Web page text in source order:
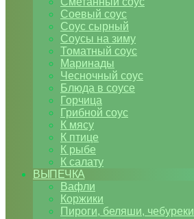
Соевый соус
Соус сырный
Соусы на зиму
Томатный соус
Маринады
Чесночный соус
Блюда в соусе
Горчица
Грибной соус
К мясу
К птице
К рыбе
К салату
ВЫПЕЧКА
Вафли
Коржики
Пироги, беляши, чебуреки